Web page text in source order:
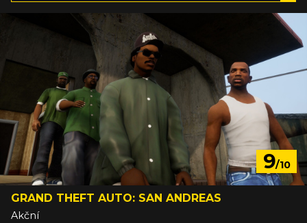
9/10
GRAND THEFT AUTO: SAN ANDREAS
Akční